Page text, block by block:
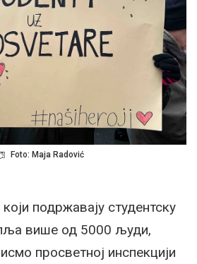
Foto: Maja Radović
подржавају студентску
више од 5000 људи,
просветној инспекцији